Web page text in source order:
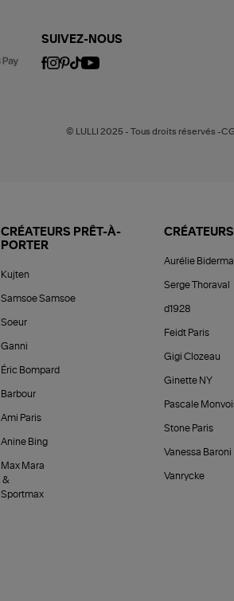
SUIVEZ-NOUS
© LULLI 2025 - Tous droits réservés -
CRÉATEURS PRÊT-À-
PORTER
Kujten
Samsoe Samsoe
Soeur
Ganni
Éric Bompard
Barbour
Ami Paris
Anine Bing
Max Mara
&
Sportmax
Aurélie
Serge Thoraval
d1928
Feidt Paris
Gigi Clozeau
Ginette NY
Pascale
Stone Paris
Vanessa Baroni
Vanrycke